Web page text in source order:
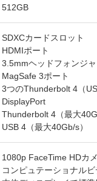
512GB
SDXCカードスロット
HDMIポート
3.5mmヘッドフォンジ
MagSafe 3ポート
3つのThunderbolt 4（
DisplayPort
Thunderbolt 4（最大
USB 4（最大40Gb/s）
1080p FaceTime HDカ
コンピュテーショナル